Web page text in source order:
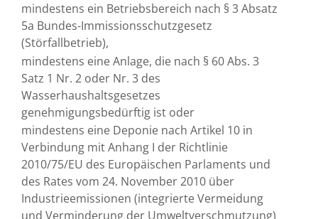
mindestens ein Betriebsbereich nach § 3 Absatz
5a Bundes-Immissionsschutzgesetz
(Störfallbetrieb),
mindestens eine Anlage, die nach § 60 Abs. 3
Satz 1 Nr. 2 oder Nr. 3 des
Wasserhaushaltsgesetzes
genehmigungsbedürftig ist oder
mindestens eine Deponie nach Artikel 10 in
Verbindung mit Anhang I der Richtlinie
2010/75/EU des Europäischen Parlaments und
des Rates vom 24. November 2010 über
Industrieemissionen (integrierte Vermeidung
und Verminderung der Umweltverschmutzung)